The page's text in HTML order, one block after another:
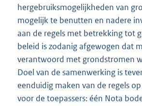
hergebruiksmogelijkheden van
mogelijk te benutten en nadere
aan de regels met betrekking tot
beleid is zodanig afgewogen dat
verantwoord met grondstromen
Doel van de samenwerking is
eenduidig maken van de regels
voor de toepassers: één Nota